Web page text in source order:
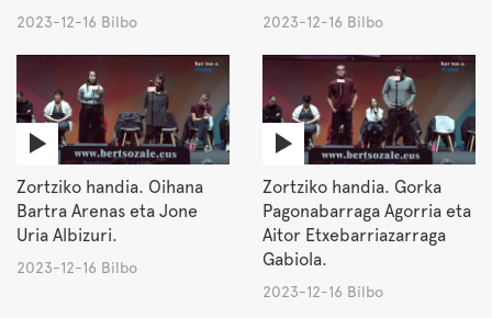
2023-12-16 Bilbo 2023-12-16 Bilbo
Zortziko handia. Oihana
Bartra Arenas eta Jone
Uria Albizuri.
2023-12-16 Bilbo
Zortziko handia. Gorka
Pagonabarraga Agorria eta
Aitor Etxebarriazarraga
Gabiola.
2023-12-16 Bilbo